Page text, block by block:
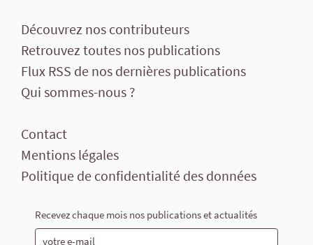
Découvrez nos contributeurs
Retrouvez toutes nos publications
Flux RSS de nos dernières publications
Qui sommes-nous ?
Contact
Mentions légales
Politique de confidentialité des données
Recevez chaque mois nos publications et actualités